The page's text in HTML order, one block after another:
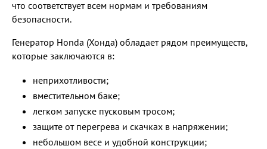
что соответствует всем нормам и требованиям
безопасности.
Генератор Honda (Хонда) обладает рядом преимуществ,
которые заключаются в:
неприхотливости;
вместительном баке;
легком запуске пусковым тросом;
защите от перегрева и скачках в напряжении;
небольшом весе и удобной конструкции;